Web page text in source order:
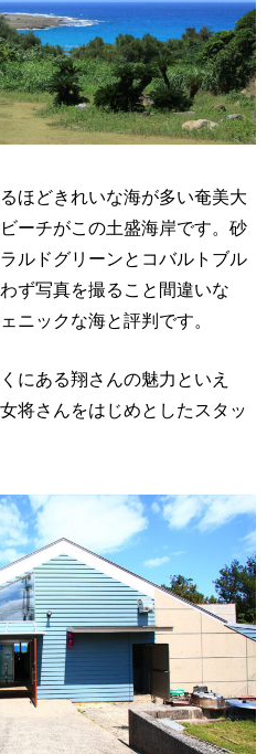
ほどきれいな海が多い奄美大
ーチがこの土盛海岸です。砂
ルドグリーンとコバルトブル
ず写真を撮ること間違いな
ニックな海と評判です。
にある翔さんの魅力といえ
将さんをはじめとしたスタッ